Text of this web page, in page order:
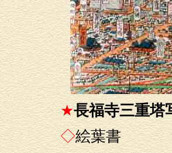
★長福寺三重塔
◇絵葉書